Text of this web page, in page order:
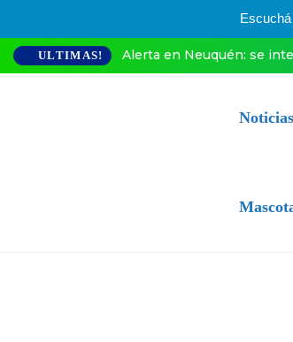
ULTIMAS! Alerta en Neuquén: se
Noticias